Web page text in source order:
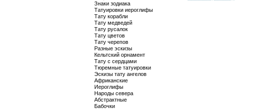
Знаки зодиака
Татуировки иероглифы
Тату корабли
Тату медведей
Тату русалок
Тату цветов
Тату черепов
Разные эскизы
Кельтский орнамент
Тату с сердцами
Тюремные татуировки
Эскизы тату ангелов
Африканские
Иероглифы
Народы севера
Абстрактные
Бабочки